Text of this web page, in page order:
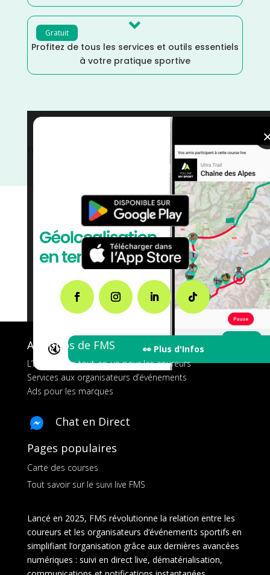
Gratuit 
Profitez de tous les services et outils essentiels
à votre pratique sportive
🔇 👀 Plus d'Infos
France
Distance Marathon/Distance
Dénivelé Moyen
Dénivelé
Charente /Août
A propos de FMS
L’application tout-en-un pour les coureurs
Services aux organisateurs d’événements
Ads pour les marques
Chat en Direct
Pages populaires
Carte des courses
Tout savoir sur le suivi live FMS
Lancé en 2025, FMS révolutionne la relation entre les
coureurs et les organisateurs d’événements sportifs en
simplifiant l’organisation grâce aux dernières avancées
numériques : suivi en direct live, dématérialisation,